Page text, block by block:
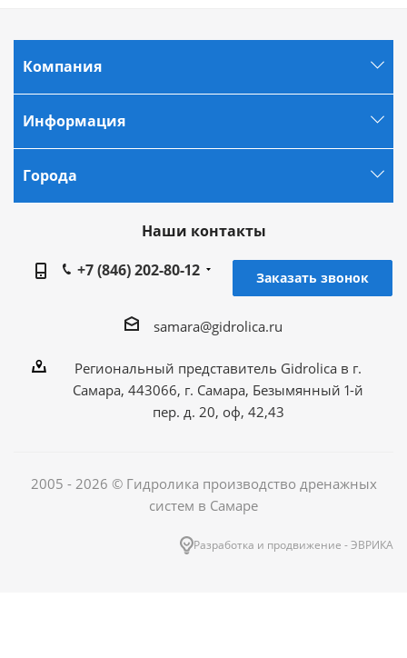
Компания
Информация
Города
Наши контакты
+7 (846) 202-80-12
Заказать звонок
samara@gidrolica.ru
Региональный представитель Gidrolica в г.
Самара, 443066, г. Самара, Безымянный 1-й
пер. д. 20, оф, 42,43
2005 - 2026 © Гидролика производство дренажных
систем в Самаре
Разработка и продвижение - ЭВРИКА